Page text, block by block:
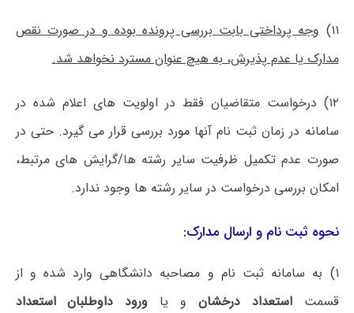
۱۱) وجه پرداختی بابت بررسی پرونده بوده و در صورت نقص
مدارک یا عدم پذیرش، به هیچ عنوان مسترد نخواهد شد.
۱۲) درخواست متقاضیان فقط در اولویت های اعلام شده در
سامانه در زمان ثبت نام آنها مورد بررسی قرار می گیرد. حتی در
صورت عدم تکمیل ظرفیت سایر رشته ها/گرایش های مرتبط،
امکان بررسی درخواست در سایر رشته ها وجود ندارد.
نحوه ثبت نام و ارسال مدارک:
۱) به سامانه ثبت نام و مصاحبه دانشگاهی وارد شده و از
قسمتاستعداد درخشان و یا ورود داوطلبان استعداد